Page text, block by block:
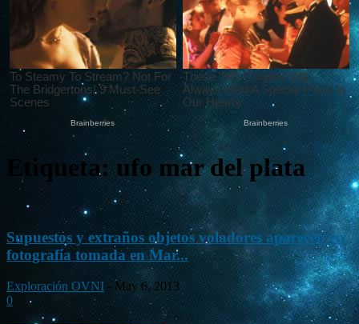
Etiqueta: ufo mar del plata
Supuestos y extraños objetos voladores aparecen en
fotografía tomada en Mar...
Exploración OVNI - May 6, 2013
0